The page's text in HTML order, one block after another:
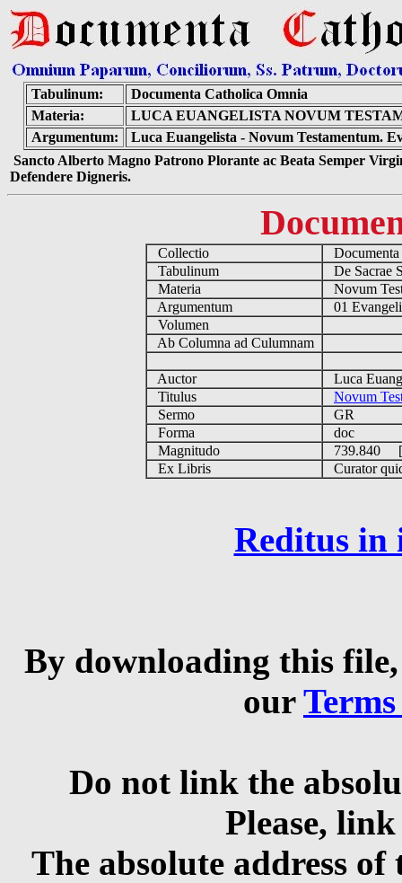
Tabulinum:
Documenta Catholica Omnia
Materia:
LUCA EUANGELISTA NOVUM
Argumentum:
Luca Euangelista - Novum Testamentum.
Sancto Alberto Magno Patrono Plorante ac Beata Semper
Defendere Digneris.
Collectio
Tabulinum
De Sacrae
Materia
Novum
Argumentum
01
Volumen
Ab Columna ad Culumnam
Auctor
Luca
Titulus
Novum
Sermo
GR
Forma
doc
Magnitudo
739.840
Ex Libris
Curator
Reditus in
By downloading this
our
Do not link the
Please,
The absolute address